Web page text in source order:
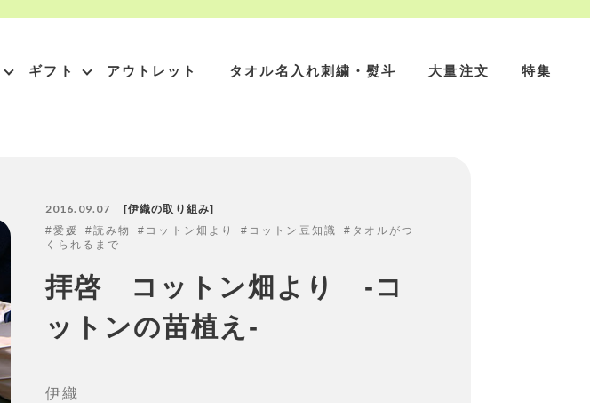
ギフト アウトレット タオル名入れ刺繍・熨斗 大量注文 特集
2016.09.07
伊織の取り組み
愛媛
読み物 コットン畑より コットン豆知識
タオルがつ
くられるまで
拝啓 コットン畑より -コ
ットンの苗植え-
伊織